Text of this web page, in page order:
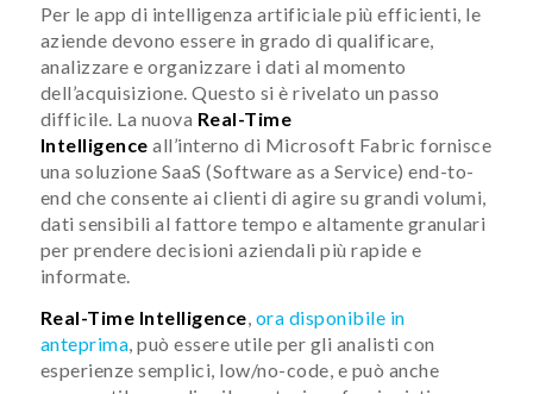
Per le app di intelligenza artificiale più efficienti, le
aziende devono essere in grado di qualificare,
analizzare e organizzare i dati al momento
dell’acquisizione. Questo si è rivelato un passo
difficile. La nuova Real-Time
Intelligence all’interno di Microsoft Fabric fornisce
una soluzione SaaS (Software as a Service) end-to-
end che consente ai clienti di agire su grandi volumi,
dati sensibili al fattore tempo e altamente granulari
per prendere decisioni aziendali più rapide e
informate.
Real-Time Intelligence ora disponibile in
anteprima , può essere utile per gli analisti con
esperienze semplici, low/no-code, e può anche